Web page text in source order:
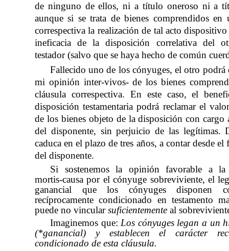
de ninguno de ellos, ni a título oneroso ni a
aunque si se trata de bienes comprendidos en
correspectiva la realización de tal acto
ineficacia de la disposición correlativa del
testador (salvo que se haya hecho de común
Fallecido uno de los cónyuges, el otro podrá
mi opinión inter-vivos- de los bienes
cláusula correspectiva. En este caso, el
disposición testamentaria podrá reclamar el
de los bienes objeto de la disposición con cargo
del disponente, sin perjuicio de las legítimas.
caduca en el plazo de tres años, a contar desde
del disponente.
Si sostenemos la opinión favorable a la
mortis-causa por el cónyuge sobreviviente, el
ganancial que los cónyuges disponen
recíprocamente condicionado en testamento
puede no vincularsuficientemente al
Imaginemos que:Los cónyuges legan a un
(*ganancial) y establecen el carácter
condicionado de esta cláusula.